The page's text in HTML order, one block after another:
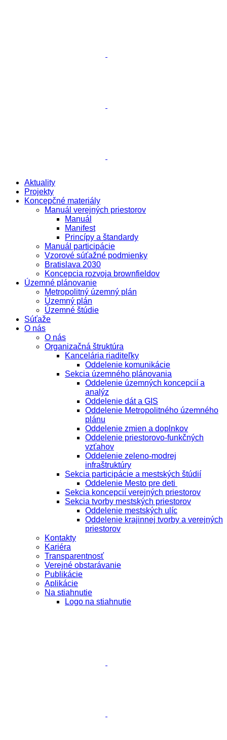
Aktuality
Projekty
Koncepčné materiály
Manuál verejných priestorov
Manuál
Manifest
Princípy a štandardy
Manuál participácie
Vzorové súťažné podmienky
Bratislava 2030
Koncepcia rozvoja brownfieldov
Územné plánovanie
Metropolitný územný plán
Územný plán
Územné štúdie
Súťaže
O nás
O nás
Organizačná štruktúra
Kancelária riaditeľky
Oddelenie komunikácie
Sekcia územného plánovania
Oddelenie územných koncepcií a
analýz
Oddelenie dát a GIS
Oddelenie Metropolitného územného
plánu
Oddelenie zmien a doplnkov
Oddelenie priestorovo-funkčných
vzťahov
Oddelenie zeleno-modrej
infraštruktúry
Sekcia participácie a mestských štúdií
Oddelenie Mesto pre deti
Sekcia koncepcií verejných priestorov
Sekcia tvorby mestských priestorov
Oddelenie mestských ulíc
Oddelenie krajinnej tvorby a verejných
priestorov
Kontakty
Kariéra
Transparentnosť
Verejné obstarávanie
Publikácie
Aplikácie
Na stiahnutie
Logo na stiahnutie